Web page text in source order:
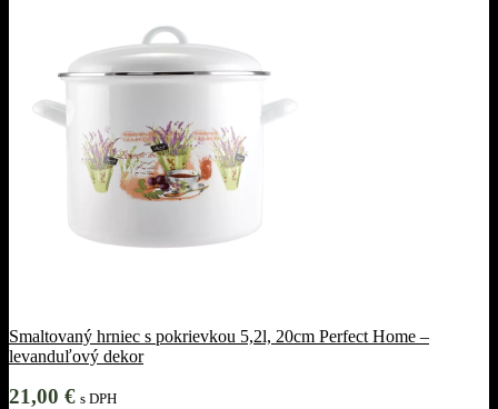
Smaltovaný hrniec s pokrievkou 5,2l, 20cm Perfect Home –
levanduľový dekor
21,00 € s DPH